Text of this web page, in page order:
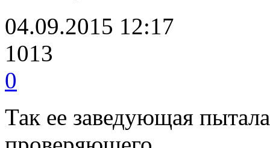
04.09.2015 12:17
1013
0
Так ее заведующая